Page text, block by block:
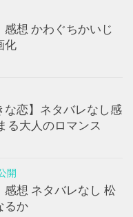
想 かわぐちかいじ
化
な恋】ネタバレなし感
る大人のロマンス
開
感想 ネタバレなし 松
るか